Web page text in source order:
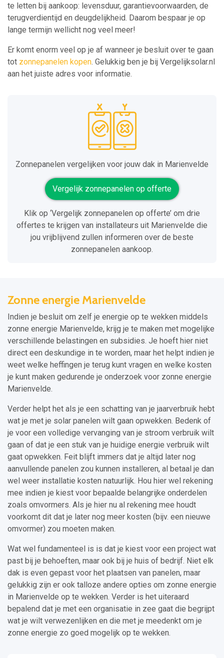
te letten bij aankoop: levensduur, garantievoorwaarden, de
terugverdientijd en deugdelijkheid. Daarom bespaar je op
lange termijn wellicht nog veel meer!
Er komt enorm veel op je af wanneer je besluit over te gaan
tot zonnepanelen kopen. Gelukkig ben je bij Vergelijksolar.nl
aan het juiste adres voor informatie.
Zonnepanelen vergelijken voor jouw dak in Marienvelde
Vergelijk zonnepanelen op offerte
Klik op ‘Vergelijk zonnepanelen op offerte’ om drie
offertes te krijgen van installateurs uit Marienvelde die
jou vrijblijvend zullen informeren over de beste
zonnepanelen aankoop.
Zonne energie Marienvelde
Indien je besluit om zelf je energie op te wekken middels
zonne energie Marienvelde, krijg je te maken met mogelijke
verschillende belastingen en subsidies. Je hoeft hier niet
direct een deskundige in te worden, maar het helpt indien je
weet welke heffingen je terug kunt vragen en welke kosten
je kunt maken gedurende je onderzoek voor zonne energie
Marienvelde.
Verder helpt het als je een schatting van je jaarverbruik hebt
wat je met je solar panelen wilt gaan opwekken. Bedenk of
je voor een volledige vervanging van je stroom verbruik wilt
gaan of dat je een stuk van je huidige energie verbruik wilt
gaat opwekken. Feit blijft immers dat je altijd later nog
aanvullende panelen zou kunnen installeren, al betaal je dan
wel weer installatie kosten natuurlijk. Hou hier wel rekening
mee indien je kiest voor bepaalde belangrijke onderdelen
zoals omvormers. Als je hier nu al rekening mee houdt
voorkomt dit dat je later nog meer kosten (bijv. een nieuwe
omvormer) zou moeten maken.
Wat wel fundamenteel is is dat je kiest voor een project wat
past bij je behoeften, maar ook bij je huis of bedrijf. Niet elk
dak is even gepast voor het plaatsen van panelen, maar
gelukkig zijn er ook talloze andere opties om zonne energie
in Marienvelde op te wekken. Verder is het uiteraard
bepalend dat je met een organisatie in zee gaat die begrijpt
wat je wilt verwezenlijken en die met je meedenkt om je
zonne energie zo goed mogelijk op te wekken.